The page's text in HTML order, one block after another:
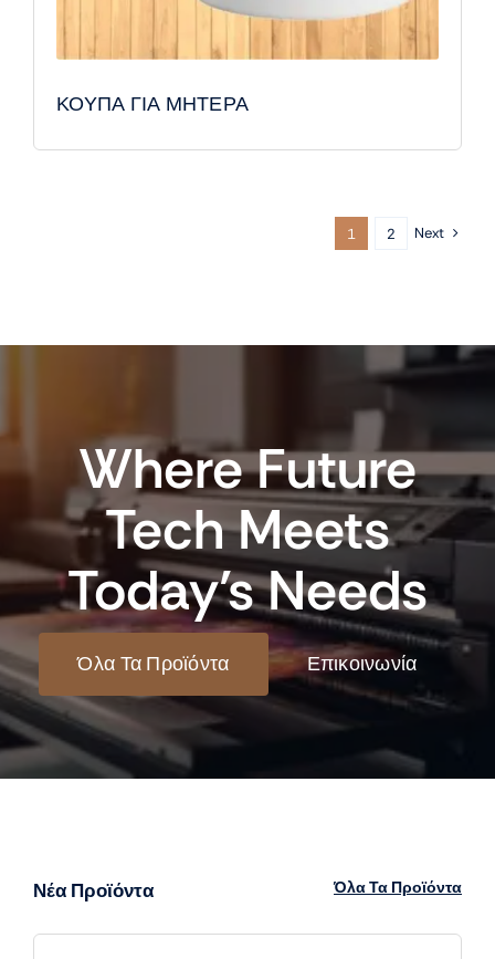
ΚΟΥΠΑ ΓΙΑ ΜΗΤΕΡΑ
1 2 Next
Where Future
Tech Meets
Today’s Needs
Όλα Τα Προϊόντα Επικοινωνία
Νέα Προϊόντα Όλα Τα Προϊόντα